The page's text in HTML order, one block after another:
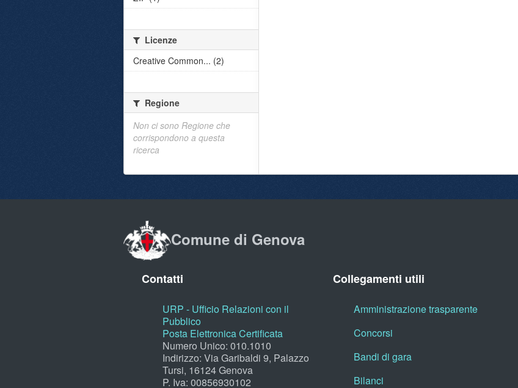
Licenze
Creative Common... (2)
Regione
Non ci sono Regione che
corrispondono a questa
ricerca
Comune di Genova
Contatti
URP - Ufficio Relazioni con il
Pubblico
Posta Elettronica Certificata
Numero Unico: 010.1010
Indirizzo: Via Garibaldi 9, Palazzo
Tursi, 16124 Genova
P. Iva: 00856930102
Collegamenti utili
Amministrazione trasparente
Concorsi
Bandi di gara
Bilanci